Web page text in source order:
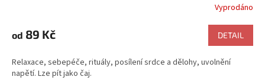
Vyprodáno
od 89 Kč DETAIL
Relaxace, sebepéče, rituály, posílení srdce a dělohy, uvolnění
napětí. Lze pít jako čaj.